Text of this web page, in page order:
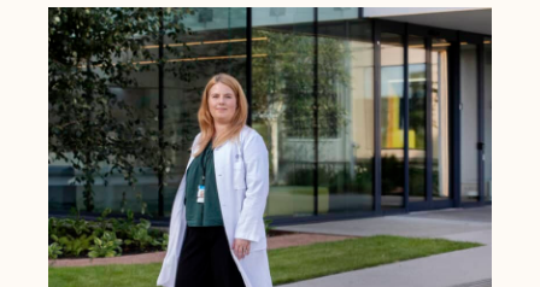
Aamodt
på
Rikshospitalet.